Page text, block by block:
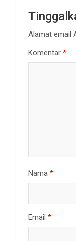
Alamat email
Komentar *
Nama *
Email *